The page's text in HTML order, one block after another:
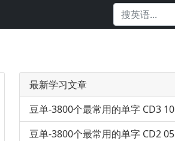
最新学习文章
豆单-3800个最常用的单字 CD3 10
豆单-3800个最常用的单字 CD2 05